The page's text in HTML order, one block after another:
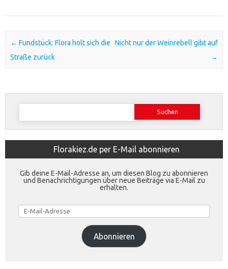
Post navigation
← Fundstück: Flora holt sich die
Straße zurück
Nicht nur der Weinrebell gibt auf
→
Suchen
Florakiez.de per E-Mail abonnieren
Gib deine E-Mail-Adresse an, um diesen Blog zu abonnieren
und Benachrichtigungen über neue Beiträge via E-Mail zu
erhalten.
E-
Mail-
Adresse
Abonnieren